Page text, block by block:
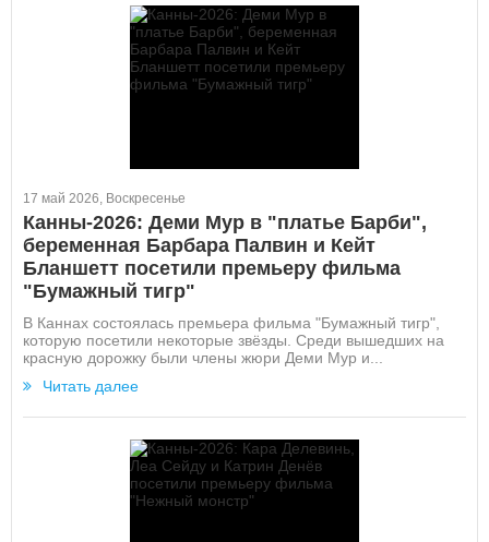
17 май 2026, Воскресенье
Канны-2026: Деми Мур в "платье Барби",
беременная Барбара Палвин и Кейт
Бланшетт посетили премьеру фильма
"Бумажный тигр"
В Каннах состоялась премьера фильма "Бумажный тигр",
которую посетили некоторые звёзды. Среди вышедших на
красную дорожку были члены жюри Деми Мур и...
Читать далее